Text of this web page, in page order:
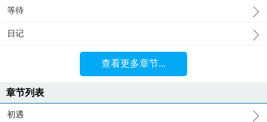
等待
日记
查看更多章节...
章节列表
初遇